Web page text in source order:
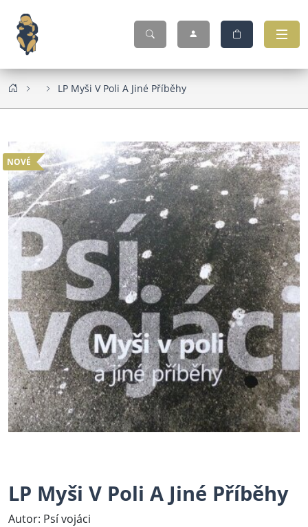
LP Myši V Poli A Jiné Příběhy
NOVÉ
LP Myši V Poli A Jiné Příběhy
Autor: Psí vojáci